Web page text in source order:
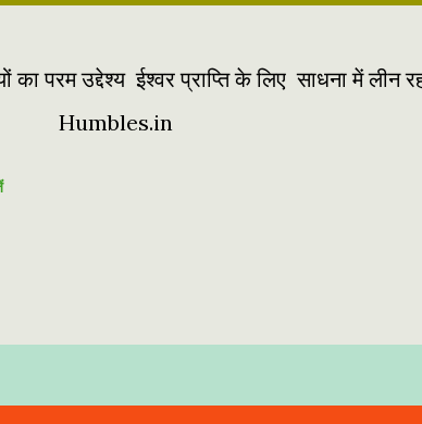
का परम उद्देश्य ईश्वर प्राप्ति के लिए साधना में
Humbles.in